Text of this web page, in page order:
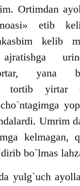
Ortimdan
etib
kelib
ajratishga
yana
tortib yirtar
Umrim
kelmagan,
bo`lmas
yulg`uch